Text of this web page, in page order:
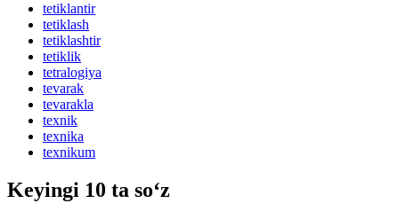
tetiklantir
tetiklash
tetiklashtir
tetiklik
tetralogiya
tevarak
tevarakla
texnik
texnika
texnikum
Keyingi 10 ta so‘z